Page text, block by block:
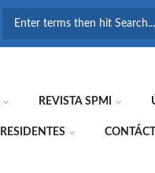
REVISTA SPMI
RESIDENTES